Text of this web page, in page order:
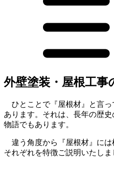
外壁塗装・屋根工事
ひとことで『屋根材』と言っ
あります。それは、長年の歴
物語でもあります。
違う角度から『屋根材』には
それぞれを特徴ご説明いたしま